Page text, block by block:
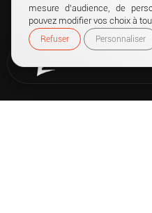
mesure d’audience, de
pouvez modifier vos choix à
Refuser Personnaliser